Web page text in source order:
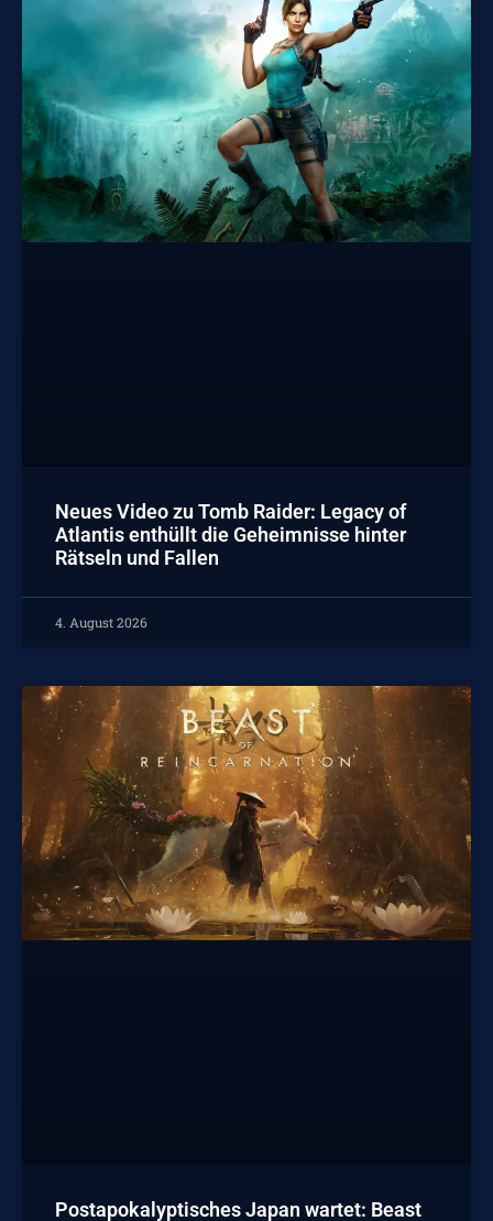
Neues Video zu Tomb Raider: Legacy of
Atlantis enthüllt die Geheimnisse hinter
Rätseln und Fallen
4. August 2026
Postapokalyptisches Japan wartet: Beast